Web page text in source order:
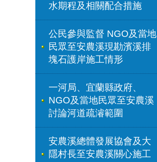
水期程及相關配合措施
公民參與監督 NGO及當地
民眾至安農溪現勘濱溪排
塊石護岸施工情形
一河局、宜蘭縣政府、
NGO及當地民眾至安農溪
討論河道疏濬範圍
安農溪總體發展協會及大
隱村長至安農溪關心施工